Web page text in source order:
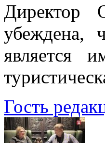
Директор
убеждена,
является
Гость